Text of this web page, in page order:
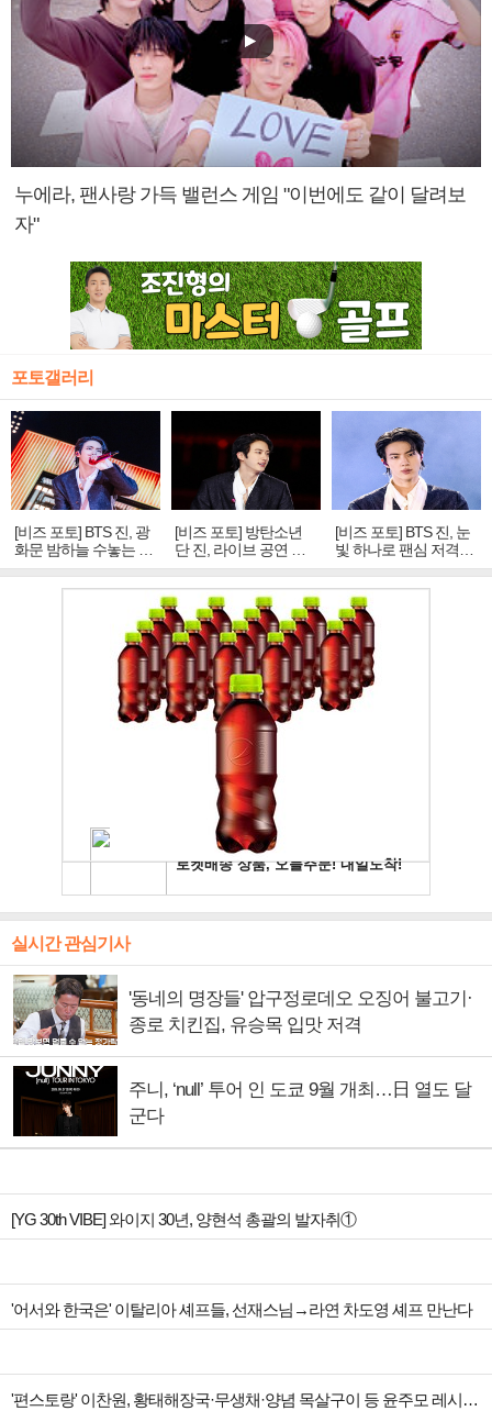
누에라, 팬사랑 가득 밸런스 게임 "이번에도 같이 달려보
자"
포토갤러리
[비즈 포토] BTS 진, 광
화문 밤하늘 수놓는 '비
주얼 킹'의 열창
[비즈 포토] 방탄소년
단 진, 라이브 공연 중
빛나는 독보적 아우라
[비즈 포토] BTS 진, 눈
빛 하나로 팬심 저격…
독보적 카리스마
실시간 관심기사
'동네의 명장들' 압구정로데오 오징어 불고기·
종로 치킨집, 유승목 입맛 저격
주니, ‘null’ 투어 인 도쿄 9월 개최…日 열도 달
군다
[YG 30th VIBE] 와이지 30년, 양현석 총괄의 발자취①
'어서와 한국은' 이탈리아 셰프들, 선재스님→라연 차도영 셰프 만난다
'편스토랑' 이찬원, 황태해장국·무생채·양념 목살구이 등 윤주모 레시피 섭렵